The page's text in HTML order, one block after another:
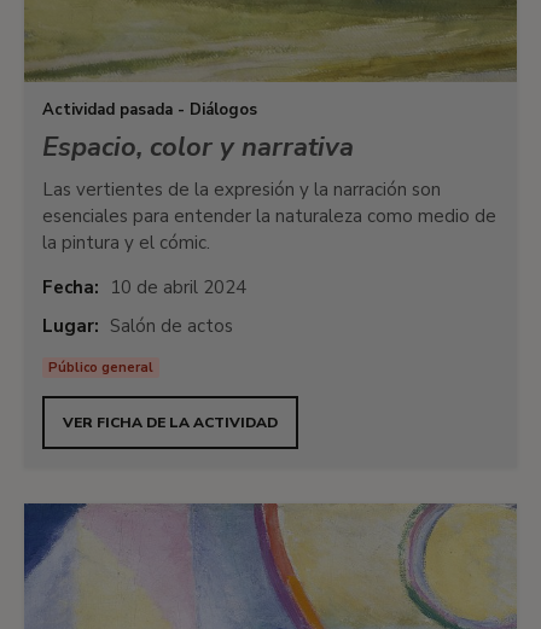
Actividad pasada - Diálogos
Espacio, color y narrativa
Las vertientes de la expresión y la narración son
esenciales para entender la naturaleza como medio de
la pintura y el cómic.
Fecha: 10 de abril 2024
Lugar: Salón de actos
Público general
VER FICHA DE LA ACTIVIDAD